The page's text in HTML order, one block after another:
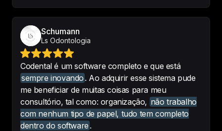
Excelente sistema. Atende bem
todas as minhas necessidades.
Super indico!!
-Mirla Herrmann
Schumann
Ls Odontologia
Codental é um software completo e que está
sempre inovando . Ao adquirir esse sistema pude
me beneficiar de muitas coisas para meu
consultório, tal como: organização, não trabalho
com nenhum tipo de papel, tudo tem completo
dentro do software .